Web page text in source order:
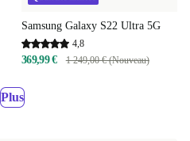
Samsung Galaxy S22 Ultra 5G
4,8
369,99 € 1 249,00 € (Nouveau)
Plus